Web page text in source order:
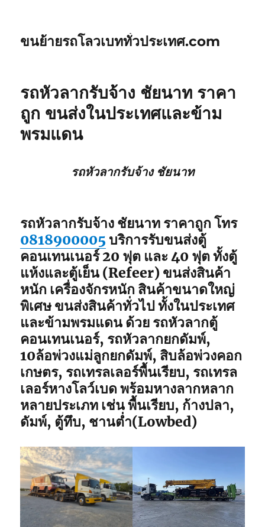
ขนย้ายรถโลวเบททั่วประเทศ.com
รถหัวลากรับจ้าง ชัยนาท ราคา
ถูก ขนส่งในประเทศและข้าม
พรมแดน
รถหัวลากรับจ้าง ชัยนาท
รถหัวลากรับจ้าง ชัยนาท ราคาถูก โทร
0818900005 บริการรับขนส่งตู้
คอนเทนเนอร์ 20 ฟุต และ 40 ฟุต ทั้งตู้
แห้งและตู้เย็น (Refeer) ขนส่งสินค้า
หนัก เครื่องจักรหนัก สินค้าขนาดใหญ่
พิเศษ ขนส่งสินค้าทั่วไป ทั้งในประเทศ
และข้ามพรมแดน ด้วย รถหัวลากตู้
คอนเทนเนอร์, รถหัวลากยกดัมพ์,
10ล้อพ่วงแม่ลูกยกดัมพ์, สิบล้อพ่วงคอก
เกษตร, รถเทรลเลอร์พื้นเรียบ, รถเทรล
เลอร์หางโลว์เบด พร้อมหางลากหลาก
หลายประเภท เช่น พื้นเรียบ, ก้างปลา,
ดัมพ์, ตู้ทึบ, ชานต่ำ(Lowbed)